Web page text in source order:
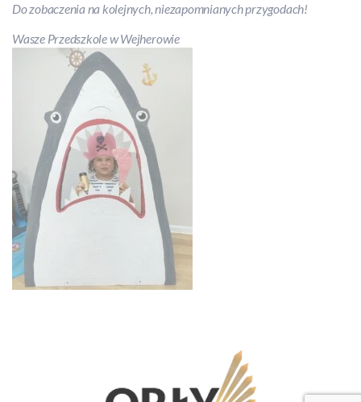
Do zobaczenia na kolejnych, niezapomnianych przygodach!
Wasze Przedszkole w Wejherowie